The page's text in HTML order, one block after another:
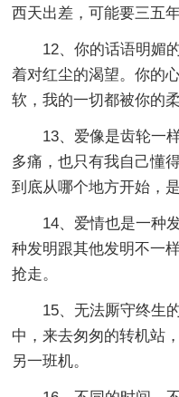
西天出差，可能要三五
12、你的话语明媚的
着对红尘的渴望。你的
软，我的一切都被你的
13、爱像是齿轮一样
多痛，也只有我自己懂
到底从哪个地方开始，
14、爱情也是一种发
种发明跟其他发明不一
抢走。
15、无法厮守终生的
中，来去匆匆的转机站
另一班机。